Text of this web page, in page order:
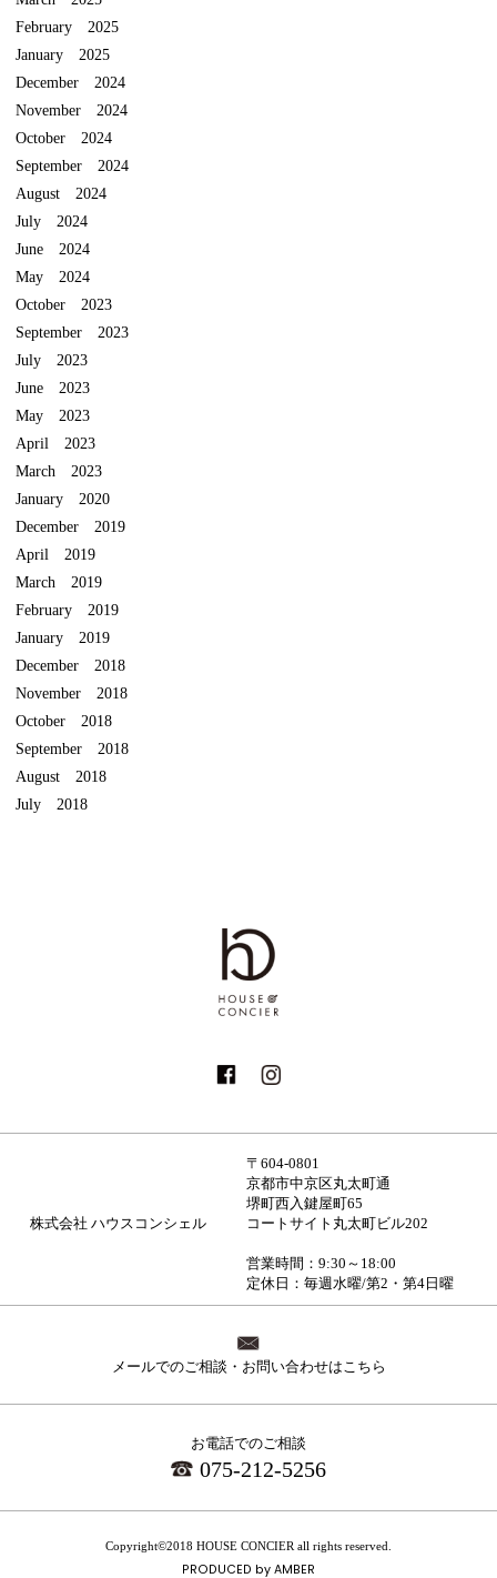
February 2025
January 2025
December 2024
November 2024
October 2024
September 2024
August 2024
July 2024
June 2024
May 2024
October 2023
September 2023
July 2023
June 2023
May 2023
April 2023
March 2023
January 2020
December 2019
April 2019
March 2019
February 2019
January 2019
December 2018
November 2018
October 2018
September 2018
August 2018
July 2018
株式会社 ハウスコンシェル
〒604-0801
京都市中京区丸太町通
堺町西入鍵屋町65
コートサイト丸太町ビル202
営業時間：9:30～18:00
定休日：毎週水曜/第2・第4日曜
メールでのご相談・お問い合わせはこちら
お電話でのご相談
075-212-5256
Copyright©2018 HOUSE CONCIER all rights reserved.
PRODUCED by AMBER